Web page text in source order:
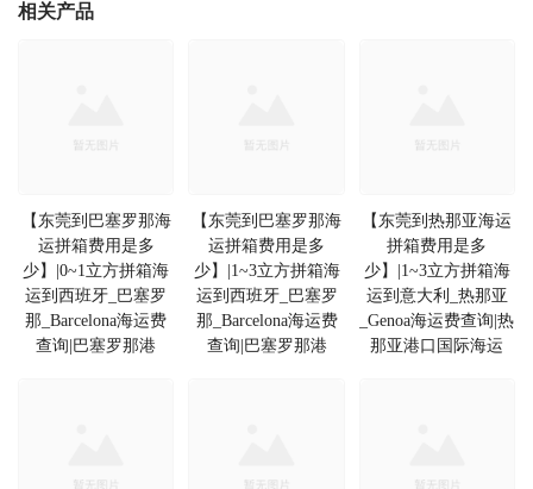
相关产品
【东莞到巴塞罗那海
运拼箱费用是多
少】|0~1立方拼箱海
运到西班牙_巴塞罗
那_Barcelona海运费
查询|巴塞罗那港
【东莞到巴塞罗那海
运拼箱费用是多
少】|1~3立方拼箱海
运到西班牙_巴塞罗
那_Barcelona海运费
查询|巴塞罗那港
【东莞到热那亚海运
拼箱费用是多
少】|1~3立方拼箱海
运到意大利_热那亚
_Genoa海运费查询|热
那亚港口国际海运